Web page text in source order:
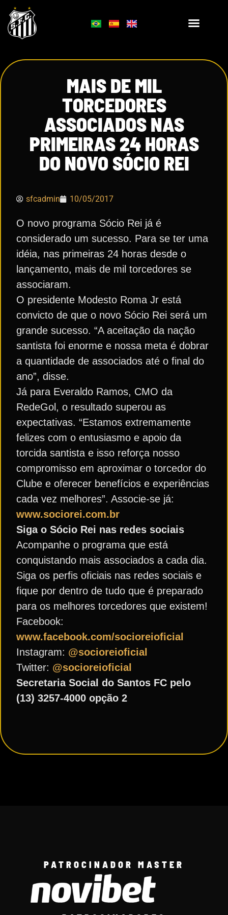
MAIS DE MIL
TORCEDORES
ASSOCIADOS NAS
PRIMEIRAS 24 HORAS
DO NOVO SÓCIO REI
sfcadmin 10/05/2017
O novo programa Sócio Rei já é
considerado um sucesso. Para se ter uma
idéia, nas primeiras 24 horas desde o
lançamento, mais de mil torcedores se
associaram.
O presidente Modesto Roma Jr está
convicto de que o novo Sócio Rei será um
grande sucesso. “A aceitação da nação
santista foi enorme e nossa meta é dobrar
a quantidade de associados até o final do
ano”, disse.
Já para Everaldo Ramos, CMO da
RedeGol, o resultado superou as
expectativas. “Estamos extremamente
felizes com o entusiasmo e apoio da
torcida santista e isso reforça nosso
compromisso em aproximar o torcedor do
Clube e oferecer benefícios e experiências
cada vez melhores”. Associe-se já:
www.sociorei.com.br
Siga o Sócio Rei nas redes sociais
Acompanhe o programa que está
conquistando mais associados a cada dia.
Siga os perfis oficiais nas redes sociais e
fique por dentro de tudo que é preparado
para os melhores torcedores que existem!
Facebook:
www.facebook.com/socioreioficial
Instagram: @socioreioficial
Twitter: @socioreioficial
Secretaria Social do Santos FC pelo
(13) 3257-4000 opção 2
PATROCINADOR MASTER